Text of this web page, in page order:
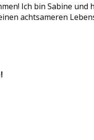
Ich bin Sabine
achtsameren